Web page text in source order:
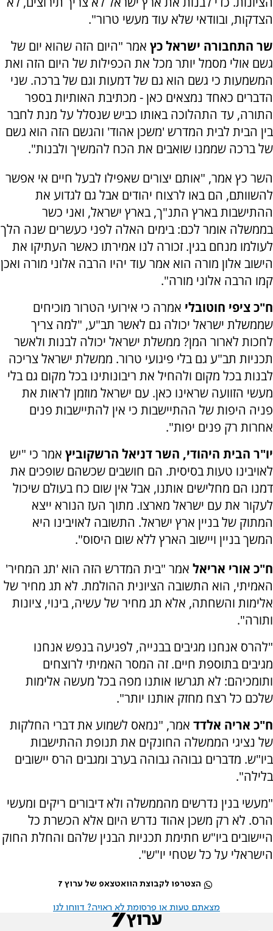
הצדקות, ובוודאי שלא עוד מעשי טרור".
שר התחבורה ישראל כץ אמר "היום הזה שהוא יום של
גשם אולי מסמל יותר מכל את הכפילות של היום הזה ואת
המשמעות כי גשם הוא גם של דמעות וגם של ברכה. שני
הדברים כאחד נמצאים כאן - מכתיבת האותיות בספר
התורה, עד התהלוכה באותו כביש שנסלל על מנת לחבר
בין הבית לבית המדרש 'משכן אהוד' והגשם הזה הוא גשם
של ברכה שממנו שואבים את הכח להמשיך ולבנות".
השר כץ אמר, "אותם יצורים שאפילו לבעל חיים אי אפשר
להשוותם, הם באו לרצוח יהודים אבל גם לגדוע את
ההתישבות בארץ התנ"ך, בארץ ישראל, ואני כשר
בממשלה אומר לכם: בימים האלה לפני כעשרים שנה הלך
לעולמו מנחם בגין. זכורה לנו אמירתו כאשר העתיקו את
הישוב אלון מורה הוא אמר עוד יהיו הרבה אלוני מורה ואכן
קמו הרבה אלוני מורה".
ח"כ ציפי חוטובלי אמרה כי אירועי הטרור מוכיחים
שממשלת ישראל יכולה גם לאשר תב"ע, "למה צריך
לחכות לארור המן? ממשלת ישראל יכולה לבנות ולאשר
תכניות תב"ע גם בלי פיגועי טרור. ממשלת ישראל צריכה
לבנות בכל מקום ולהחיל את ריבונותינו בכל מקום גם בלי
מעשי הזוועה שראינו כאן. עם ישראל מוזמן לראות את
פניה היפות של ההתיישבות כי אין להתיישבות פנים
אחרות רק פנים יפות".
יו"ר הבית היהודי, השר דניאל הרשקוביץ אמר כי "יש
לאויבינו טעות בסיסית. הם חושבים שכשהם שופכים את
דמנו הם מחלישים אותנו, אבל אין שום כח בעולם שיכול
לעקור את עם ישראל מארצו. מתוך העז הנורא ייצא
המתוק של בניין ארץ ישראל. התשובה לאויבינו היא
המשך בניין ויישוב הארץ ללא שום היסוס".
ח"כ אורי אריאל אמר "בית המדרש הזה הוא 'תג המחיר'
האמיתי, הוא התשובה הציונית ההולמת. לא תג מחיר של
אלימות והשחתה, אלא תג מחיר של עשיה, בינוי, ציונות
ותורה".
"להרס אנחנו מגיבים בבנייה, לפגיעה בנפש אנחנו
מגיבים בתוספת חיים. זה המסר האמיתי לרוצחים
ותומכיהם: לא תגרשו אותנו מפה בכל מעשה אלימות
שלכם כל רצח מחזק אותנו יותר".
ח"כ אריה אלדד אמר, "נמאס לשמוע את דברי החלקות
של נציגי הממשלה החונקים את תנופת ההתישבות
ביו"ש. מדברים גבוהה גבוהה בערב ומגבים הרס יישובים
בלילה".
"מעשי בנין נדרשים מהממשלה ולא דיבורים ריקים ומעשי
הרס. לא רק משכן אהוד נדרש היום אלא הכשרת כל
היישובים ביו"ש חתימת תכניות הבנין שלהם והחלת החוק
הישראלי על כל שטחי יו"ש".
הצטרפו לקבוצת הוואטצאפ של ערוץ 7
מצאתם טעות או פרסומת לא ראויה? דווחו לנו